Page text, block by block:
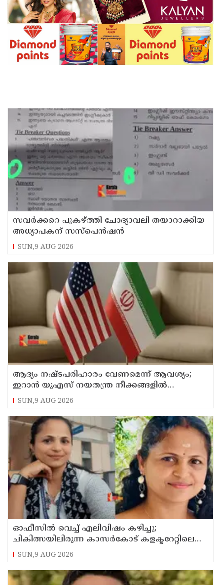
സവര്‍ക്കറെ പുകഴ്ത്തി ചോദ്യാവലി തയാറാക്കിയ
അധ്യാപകന് സസ്‌പെന്‍ഷന്‍
SUN,9 AUG 2026
ആദ്യം നഷ്ടപരിഹാരം വേണമെന്ന് ആവശ്യം;
ഇറാന്‍ യുഎസ് നയതന്ത്ര നീക്കങ്ങളില്‍
അനിശ്ചിതത്വം
SUN,9 AUG 2026
ഓഫീസില്‍ വെച്ച് എലിവിഷം കഴിച്ചു;
ചികിത്സയിലിരുന്ന കാസര്‍കോട് കളക്ടറേറ്റിലെ
സീനിയര്‍ ക്ലര്‍ക്ക് മരിച്ചു
SUN,9 AUG 2026